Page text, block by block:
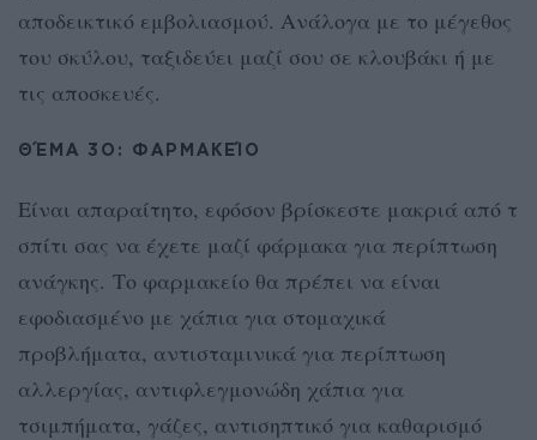
αποδεικτικό εμβολιασμού. Ανάλογα με το μέγεθος
του σκύλου, ταξιδεύει μαζί σου σε κλουβάκι ή με
τις αποσκευές.
ΘΈΜΑ 3Ο: ΦΑΡΜΑΚΕΊΟ
Είναι απαραίτητο, εφόσον βρίσκεστε μακριά από τ
σπίτι σας να έχετε μαζί φάρμακα για περίπτωση
ανάγκης. Το φαρμακείο θα πρέπει να είναι
εφοδιασμένο με χάπια για στομαχικά
προβλήματα, αντισταμινικά για περίπτωση
αλλεργίας, αντιφλεγμονώδη χάπια για
τσιμπήματα, γάζες, αντισηπτικό για καθαρισμό